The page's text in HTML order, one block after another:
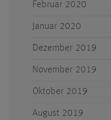
Februar 2020
Januar 2020
Dezember 2019
November 2019
Oktober 2019
August 2019